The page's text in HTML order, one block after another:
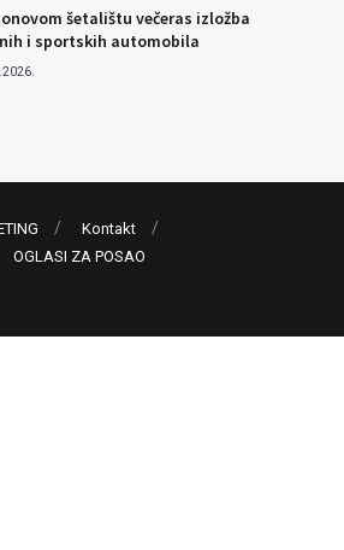
šetalištu večeras izložba
i sportskih automobila
Kontakt
OGLASI ZA POSAO